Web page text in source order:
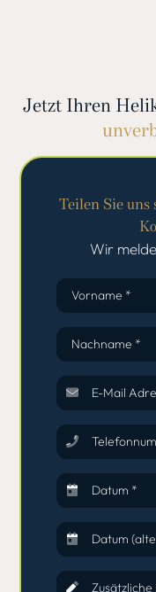
Jetzt Ihren
Teilen Sie
Wir
Vorname *
Nachname *
E-Mail
Datum *
Datum